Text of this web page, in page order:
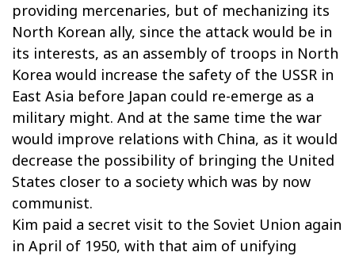
providing mercenaries, but of mechanizing its
North Korean ally, since the attack would be in
its interests, as an assembly of troops in North
Korea would increase the safety of the USSR in
East Asia before Japan could re-emerge as a
military might. And at the same time the war
would improve relations with China, as it would
decrease the possibility of bringing the United
States closer to a society which was by now
communist.
Kim paid a secret visit to the Soviet Union again
in April of 1950, with that aim of unifying